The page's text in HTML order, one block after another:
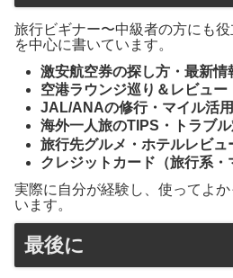
旅行ビギナー〜中級者の方にも
を中心に書いています。
激安航空券の探し方・最新情
空港ラウンジ巡り＆レビュー
JAL/ANAの修行・マイル活
海外一人旅のTIPS・トラブ
旅行先グルメ・ホテルレビュ
クレジットカード（旅行系・
実際に自分が経験し、使ってよ
います。
最後に